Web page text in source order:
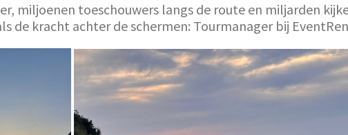
miljoenen toeschouwers langs de route en miljarden
de kracht achter de schermen: Tourmanager bij